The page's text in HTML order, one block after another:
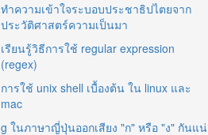
ทำความเข้าใจระบอบประชาธิปไตยจาก
ประวัติศาสตร์ความเป็นมา
เรียนรู้วิธีการใช้ regular expression
(regex)
การใช้ unix shell เบื้องต้น ใน linux และ
mac
g ในภาษาญี่ปุ่นออกเสียง "ก" หรือ "ง" กันแน่